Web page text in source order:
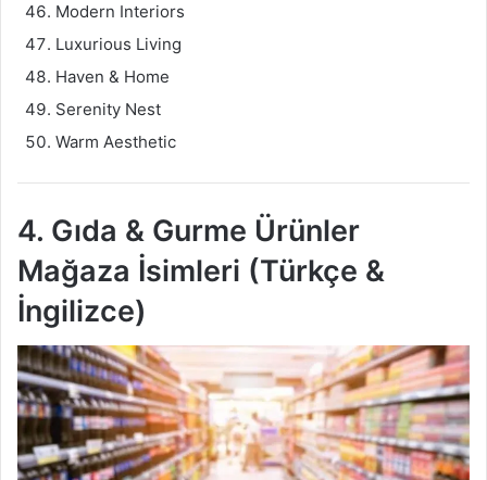
Modern Interiors
Luxurious Living
Haven & Home
Serenity Nest
Warm Aesthetic
4. Gıda & Gurme Ürünler
Mağaza İsimleri (Türkçe &
İngilizce)